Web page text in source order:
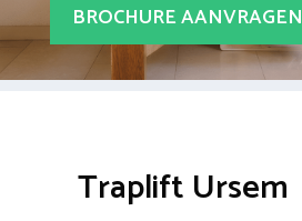
BROCHURE AANVRAGEN
Traplift Ursem